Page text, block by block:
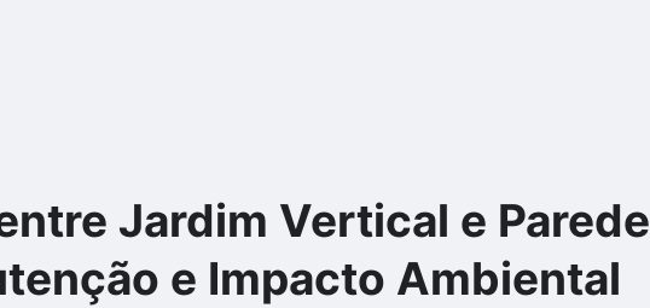
Jardim Vertical e Parede
e Impacto Ambiental